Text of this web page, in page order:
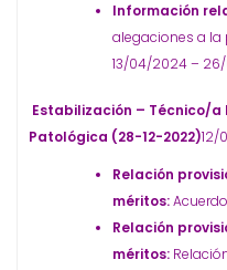
Información
alegaciones a la
13/04/2024 –
Estabilización – Técnico/
Patológica (28-12-2022)12/
Relación
méritos:
Relación
méritos: